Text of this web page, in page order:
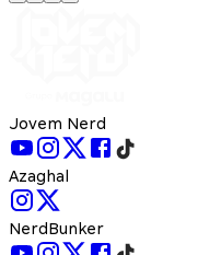
Jovem Nerd
Azaghal
NerdBunker